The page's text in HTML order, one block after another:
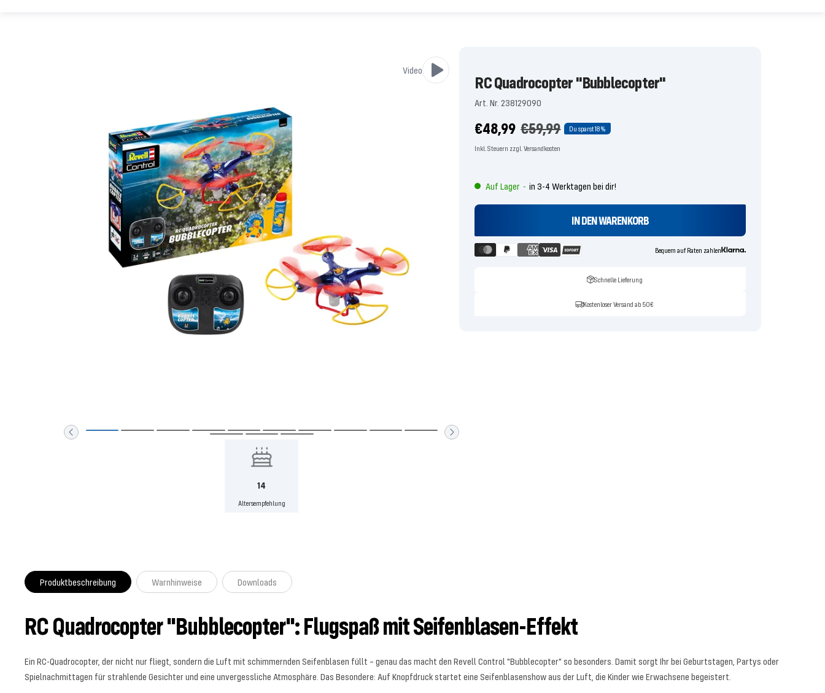
Video
Zur
Zur
Slide
gehen
Zur
Slide
gehen
14
Altersempfehlung
RC Quadrocopter "Bubblecopter"
Art. Nr. 238129090
Angebotspreis
€48,99 Regulärer
Preis
€59,99 Du sparst18%
Inkl. Steuern zzgl. Versandkosten
Auf Lager - in 3-4 Werktagen bei dir!
IN DEN WARENKORB
Bequem auf Raten zahlen
Schnelle Lieferung
Kostenloser Versand ab 50€
Produktbeschreibung Warnhinweise Downloads
RC Quadrocopter "Bubblecopter": Flugspaß mit Seifenblasen-Effekt
Ein RC-Quadrocopter, der nicht nur fliegt, sondern die Luft mit schimmernden Seifenblasen füllt – genau das macht den Revell Control "Bubblecopter" so besonders. Damit sorgt Ihr bei Geburtstagen, Partys oder
Spielnachmittagen für strahlende Gesichter und eine unvergessliche Atmosphäre. Das Besondere: Auf Knopfdruck startet eine Seifenblasenshow aus der Luft, die Kinder wie Erwachsene begeistert.